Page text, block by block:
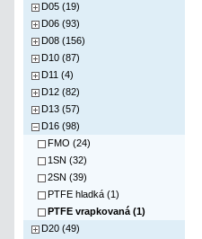
D05 (19)
D06 (93)
D08 (156)
D10 (87)
D11 (4)
D12 (82)
D13 (57)
D16 (98)
FMO (24)
1SN (32)
2SN (39)
PTFE hladká (1)
PTFE vrapkovaná (1)
D20 (49)